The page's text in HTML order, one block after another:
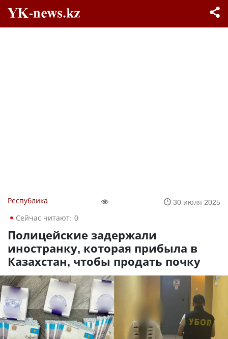
Республика
30 июля 2025
Сейчас читают: 0
Полицейские задержали
иностранку, которая прибыла в
Казахстан, чтобы продать почку